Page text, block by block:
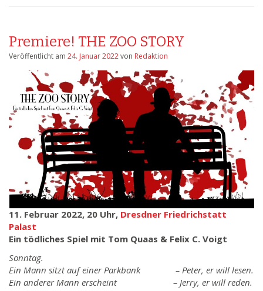
Premiere! THE ZOO STORY
Veröffentlicht am 24. Januar 2022von Redaktion
11. Februar 2022, 20 Uhr, Dresdner Friedrichstatt
Palast
Ein tödliches Spiel mit Tom Quaas & Felix C. Voigt
Sonntag.
Ein Mann sitzt auf einer Parkbank – Peter, er will lesen.
Ein anderer Mann erscheint – Jerry, er will reden.